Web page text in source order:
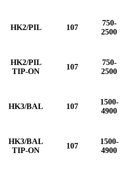
HK2/PIL 107
750-
2500
HK2/PIL
TIP-ON
107
750-
2500
HK3/BAL 107
1500-
4900
HK3/BAL
TIP-ON
107
1500-
4900